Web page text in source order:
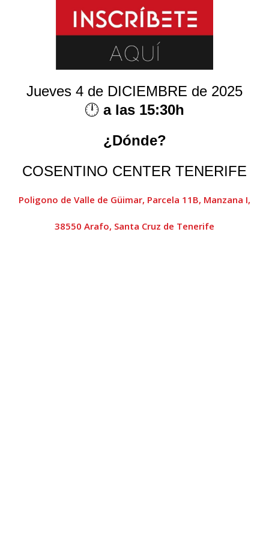
Jueves 4 de DICIEMBRE de 2025
🕛 a las 15:30h
¿Dónde?
COSENTINO CENTER TENERIFE
Poligono de Valle de Güimar, Parcela 11B, Manzana I,
38550 Arafo, Santa Cruz de Tenerife